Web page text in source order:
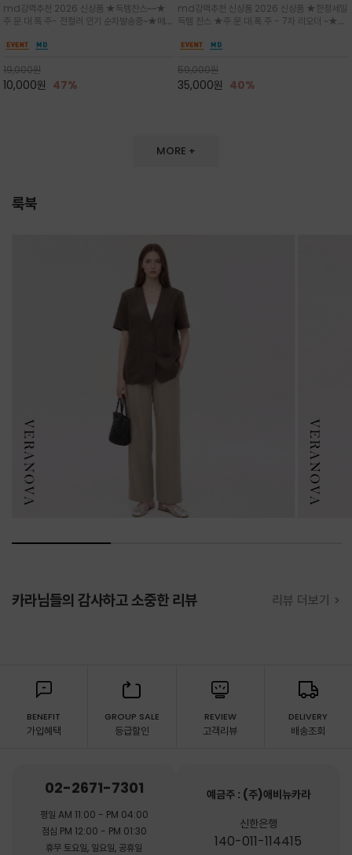
노바 심볼 전사 인쇄(Transfer
Printing)뒷밴딩으로 사이즈 조절이 가
능해 누구나 안정적으로 착용
md강력추천 2026 신상품 ★득템찬스~~★
주.문.대.폭.주- 전컬러 인기 순차발송중~★메쉬
일 보송보송한 스킨케어 핏(Skin-care fit)을
프,여행까지~~
19,000원
10,000원 47%
잡는 감각적인 레이어드 니트 어부바숄/
뒷면의 은은한 V자 조직감과 부드러운
터치감으로 완성도를 높였으며, 단조로
md강력추천 신상품 2026 신상품 ★한정세일
득템 찬스 ★주.문.대.폭.주 - 7차 리오더 ~★셔
인트를 주기 좋으며, 소매 끝단에 위치한 실버
스러움을 동시에
59,000원
35,000원 40%
MORE +
룩북
카라님들의 감사하고 소중한 리뷰 리뷰 더보기 >
BENEFIT
가입혜택
GROUP SALE
등급할인
REVIEW
고객리뷰
DELIVERY
배송조회
02-2671-7301
평일 AM 11:00 - PM 04:00
점심 PM 12:00 - PM 01:30
휴무 토요일, 일요일, 공휴일
예금주 : (주)애비뉴카라
신한은행
140-011-114415